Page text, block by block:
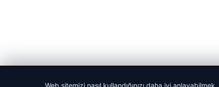
Web sitemizi nasıl kullandığınızı daha iyi